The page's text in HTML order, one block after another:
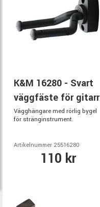
K&M 16280 - Svart
väggfäste för gitarr
Vägghängare med rörlig bygel
för stränginstrument.
Artikelnummer 25516280
110 kr